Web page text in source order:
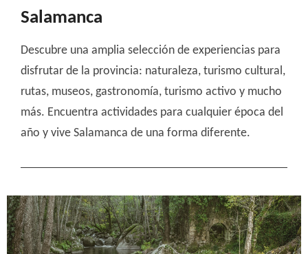
Salamanca
Descubre una amplia selección de experiencias para
disfrutar de la provincia: naturaleza, turismo cultural,
rutas, museos, gastronomía, turismo activo y mucho
más. Encuentra actividades para cualquier época del
año y vive Salamanca de una forma diferente.